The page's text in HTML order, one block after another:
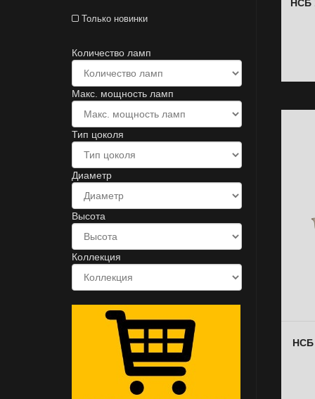
Только новинки
Количество ламп
Макс. мощность ламп
Тип цоколя
Диаметр
Высота
Коллекция
НСБ
НСБ